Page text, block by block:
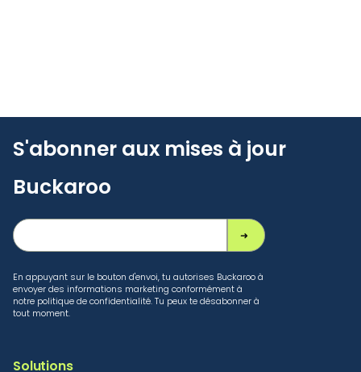
S'abonner aux mises à jour
Buckaroo
En appuyant sur le bouton d'envoi, tu autorises Buckaroo à
envoyer des informations marketing conformément à
notre politique de confidentialité. Tu peux te désabonner à
tout moment.
Solutions